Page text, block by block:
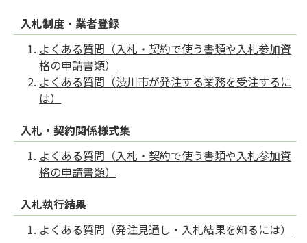
入札制度・業者登録
よくある質問（入札・契約で使う書類や入札参加資
格の申請書類）
よくある質問（渋川市が発注する業務を受注するに
は）
入札・契約関係様式集
よくある質問（入札・契約で使う書類や入札参加資
格の申請書類）
入札執行結果
よくある質問（発注見通し・入札結果を知るには）